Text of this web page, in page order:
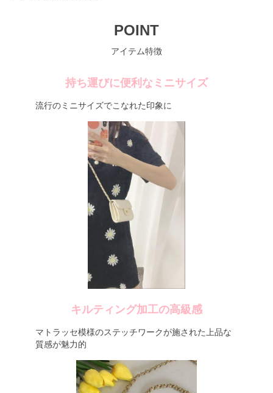
POINT
アイテム特徴
持ち運びに便利なミニサイズ
流行のミニサイズでこなれた印象に
キルティング加工の高級感
マトラッセ模様のステッチワークが施された上品な
質感が魅力的